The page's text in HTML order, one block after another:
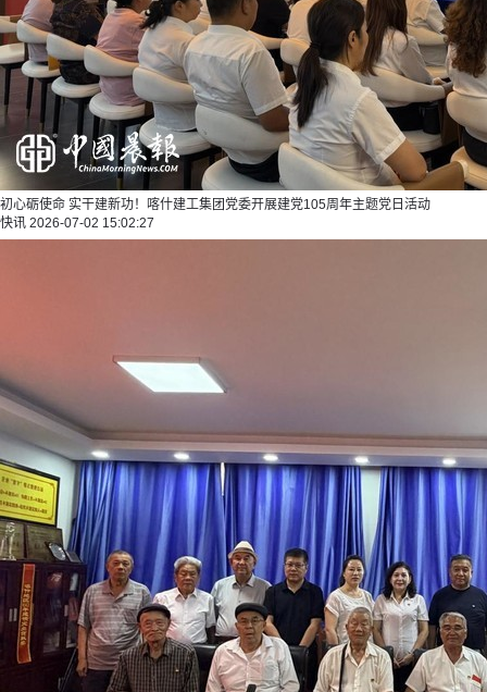
初心砺使命 实干建新功！喀什建工集团党委开展建党105周年主题党日活动
快讯 2026-07-02 15:02:27